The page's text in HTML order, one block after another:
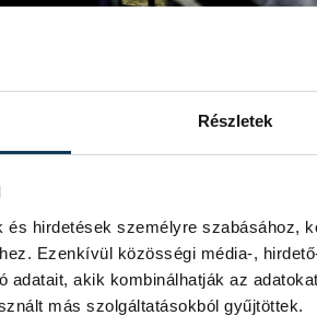
Részletek
és hirdetések személyre szabásához,
Ezenkívül közösségi média-,
adatait, akik kombinálhatják az
más szolgáltatásokból gyűjtöttek.
meg Magyarország sorsát. Az
hanem akár 50, vagy akár 100
- mondta.
jövőjében. Kérdés, hogy
véleményét, a magyar
megvédeni a 2010 óta elért
ma már IMF-hitelünk sincs, évek
a bankrendszer nagy része is